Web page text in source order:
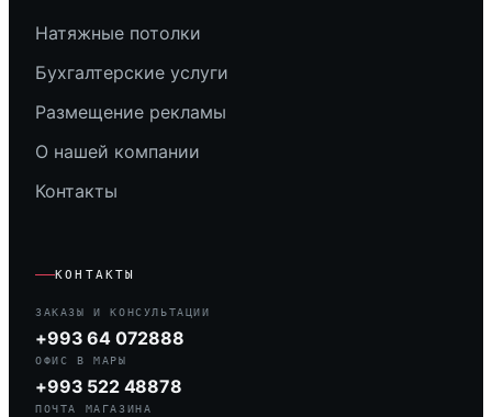
Натяжные потолки
Бухгалтерские услуги
Размещение рекламы
О нашей компании
Контакты
КОНТАКТЫ
ЗАКАЗЫ И КОНСУЛЬТАЦИИ
+993 64 072888
ОФИС В МАРЫ
+993 522 48878
ПОЧТА МАГАЗИНА